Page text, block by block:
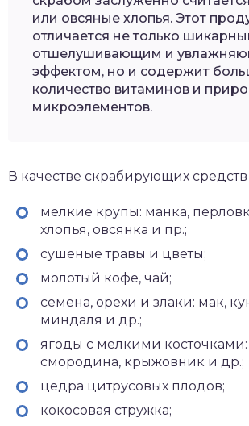
или овсяные хлопья. Этот
отличается не только
отшелушивающим и
эффектом, но и содержит
количество витаминов и
микроэлементов.
В качестве скрабирующих
мелкие крупы: манка,
хлопья, овсянка и пр.;
сушеные травы и цветы;
молотый кофе, чай;
семена, орехи и злаки: мак,
миндаля и др.;
ягоды с мелкими
смородина, крыжовник и др.;
цедра цитрусовых плодов;
кокосовая стружка;